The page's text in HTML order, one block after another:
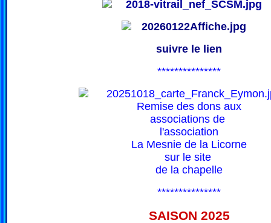
suivre le lien
***************
Remise des dons aux
associations de
l'association
La Mesnie de la Licorne
sur le site
de la chapelle
***************
SAISON 2025